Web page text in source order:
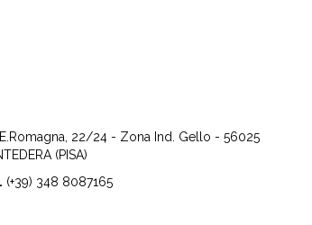
22/24 - Zona Ind. Gello - 56025
(PISA)
(+39) 348 8087165